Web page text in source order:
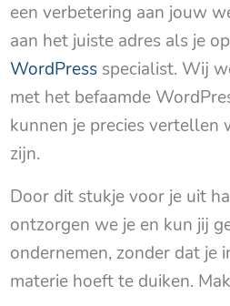
een verbetering aan jouw
aan het juiste adres als je
WordPress specialist. Wij
met het befaamde
kunnen je precies vertellen
zijn.
Door dit stukje voor je uit
ontzorgen we je en kun jij
ondernemen, zonder dat je
materie hoeft te duiken.